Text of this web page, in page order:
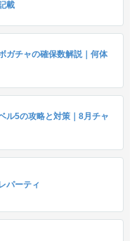
載
ガチャの確保数解説｜何体
ル5の攻略と対策｜8月チャ
パーティ